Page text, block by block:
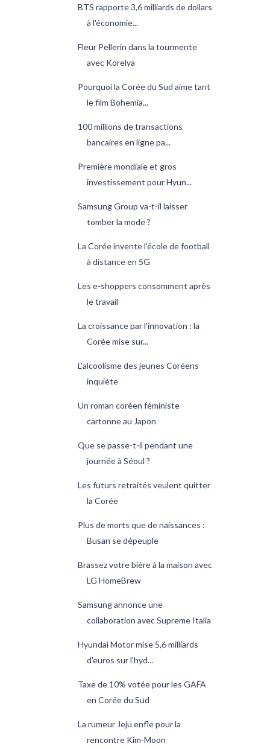
BTS rapporte 3,6 milliards de dollars
à l'économie...
Fleur Pellerin dans la tourmente
avec Korelya
Pourquoi la Corée du Sud aime tant
le film Bohemia...
100 millions de transactions
bancaires en ligne pa...
Première mondiale et gros
investissement pour Hyun...
Samsung Group va-t-il laisser
tomber la mode ?
La Corée invente l'école de football
à distance en 5G
Les e-shoppers consomment après
le travail
La croissance par l'innovation : la
Corée mise sur...
L'alcoolisme des jeunes Coréens
inquiète
Un roman coréen féministe
cartonne au Japon
Que se passe-t-il pendant une
journée à Séoul ?
Les futurs retraités veulent quitter
la Corée
Plus de morts que de naissances :
Busan se dépeuple
Brassez votre bière à la maison avec
LG HomeBrew
Samsung annonce une
collaboration avec Supreme Italia
Hyundai Motor mise 5,6 milliards
d'euros sur l'hyd...
Taxe de 10% votée pour les GAFA
en Corée du Sud
La rumeur Jeju enfle pour la
rencontre Kim-Moon